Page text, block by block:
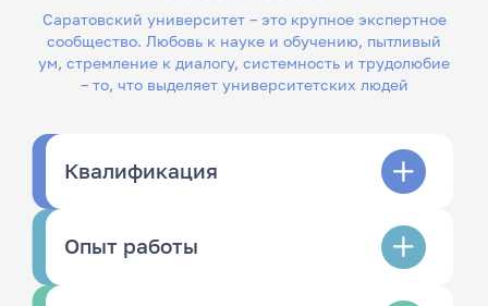
Саратовский университет – это крупное экспертное
сообщество. Любовь к науке и обучению, пытливый
ум, стремление к диалогу, системность и трудолюбие
– то, что выделяет университетских людей
Квалификация
Опыт работы